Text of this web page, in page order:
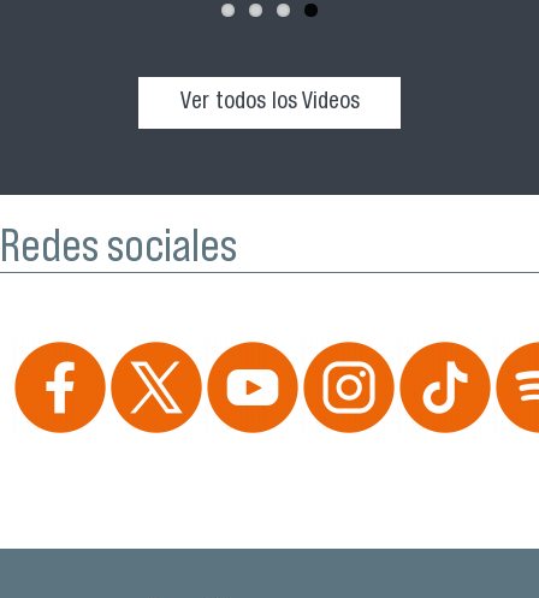
Ver todos los Videos
Redes sociales